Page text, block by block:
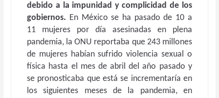
debido a la impunidad y complicidad de los
gobiernos. En México se ha pasado de 10 a
11 mujeres por día asesinadas en plena
pandemia, la ONU reportaba que 243 millones
de mujeres habían sufrido violencia sexual o
física hasta el mes de abril del año pasado y
se pronosticaba que está se incrementaría en
los siguientes meses de la pandemia, en